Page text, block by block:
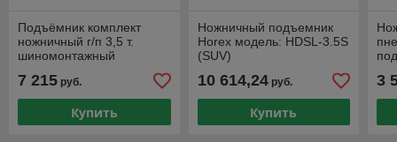
Подъёмник комплект
ножничный г/п 3,5 т.
шиномонтажный
мобильный KraftWell арт.
FORBI 3.5G/220
7 215 руб.
Купить
Ножничный подъемник
Horex модель: HDSL-3.5S
(SUV)
10 614,24руб.
Купить
3